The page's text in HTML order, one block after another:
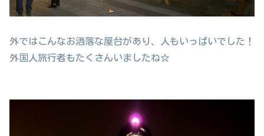
外ではこんなお洒落な屋台があり、人もいっぱいでした！
外国人旅行者もたくさんいましたね☆